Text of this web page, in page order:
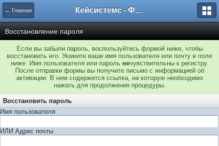
← Главная Кейсистемс - Форумы
Восстановление пароля
Если вы забыли пароль, воспользуйтесь формой ниже, чтобы
восстановить его. Укажите ваше имя пользователя или почту в поле
ниже. Имя пользователя или пароль нечувствительны к регистру.
После отправки формы вы получите письмо с информацией об
активации. В нем содержится ссылка, на которую необходимо
нажать для продолжения процедуры.
Восстановить пароль
Имя пользователя
ИЛИ Адрес почты